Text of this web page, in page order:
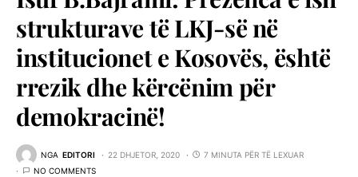
strukturave të LKJ-së në
institucionet e Kosovës, është
rrezik dhe kërcënim për
demokracinë!
NGA EDITORI 22 DHJETOR, 2020
7 MINUTA PËR TË LEXUAR
NO COMMENTS